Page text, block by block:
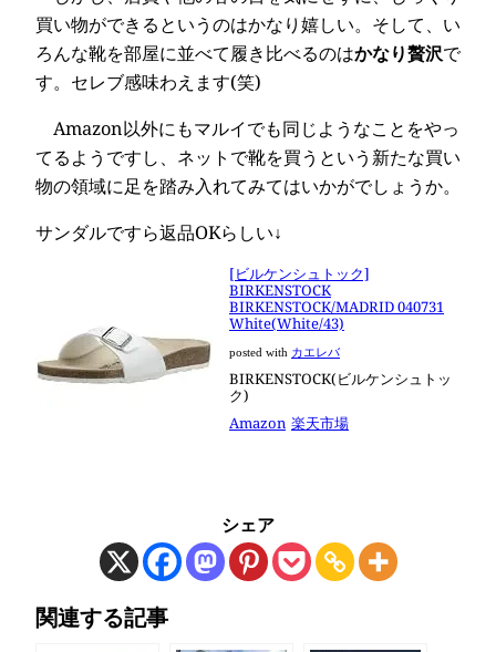
買い物ができるというのはかなり嬉しい。そして、い
ろんな靴を部屋に並べて履き比べるのはかなり贅沢で
す。セレブ感味わえます(笑)
Amazon以外にもマルイでも同じようなことをやっ
てるようですし、ネットで靴を買うという新たな買い
物の領域に足を踏み入れてみてはいかがでしょうか。
サンダルですら返品OKらしい↓
[ビルケンシュトック]
BIRKENSTOCK
BIRKENSTOCK/MADRID 040731
White(White/43)
posted with カエレバ
BIRKENSTOCK(ビルケンシュトッ
ク)
Amazon 楽天市場
シェア
関連する記事